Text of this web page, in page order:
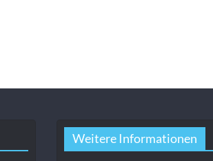
Weitere Informationen